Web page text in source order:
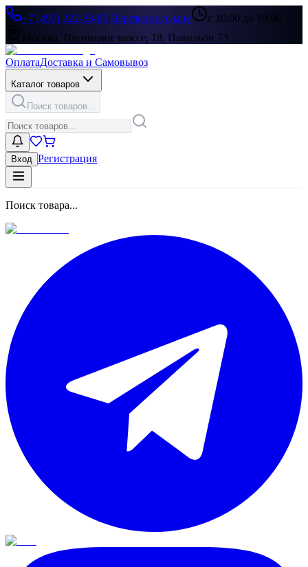
+7 (499) 322-33-86|Перезвоните мне
с 10:00 до 19:00
Москва, Пятницкое шоссе, 18, Павильон 73
ОплатаДоставка и Самовывоз
Каталог товаров
Поиск товаров...
Вход Регистрация
Поиск товара...